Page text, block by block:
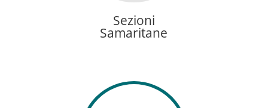
Sezioni
Samaritane